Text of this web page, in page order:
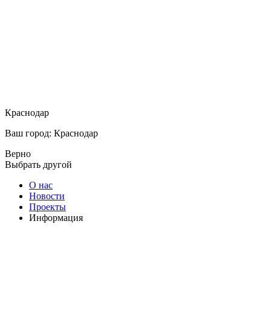
Краснодар
Ваш город: Краснодар
Верно
Выбрать другой
О нас
Новости
Проекты
Информация